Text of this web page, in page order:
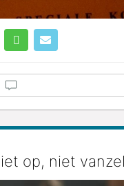
op, niet